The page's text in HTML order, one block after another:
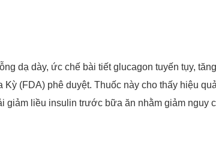
dạ dày, ức chế bài tiết glucagon tuyến tụy,
(FDA) phê duyệt. Thuốc này cho thấy hiệu
liều insulin trước bữa ăn nhằm giảm nguy